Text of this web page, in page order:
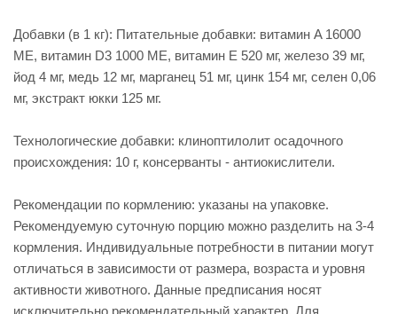
Добавки (в 1 кг): Питательные добавки: витамин A 16000
ME, витамин D3 1000 ME, витамин E 520 мг, железо 39 мг,
йод 4 мг, медь 12 мг, марганец 51 мг, цинк 154 мг, сeлeн 0,06
мг, экстракт юкки 125 мг.
Технологические добавки: клиноптилолит осадочного
происхождения: 10 г, консерванты - антиокислители.
Рекомендации по кормлению: указаны на упаковке.
Рекомендуемую суточную порцию можно разделить на 3-4
кормления. Индивидуальные потребности в питании могут
отличаться в зависимости от размера, возраста и уровня
активности животного. Данные предписания носят
исключительно рекомендательный характер. Для